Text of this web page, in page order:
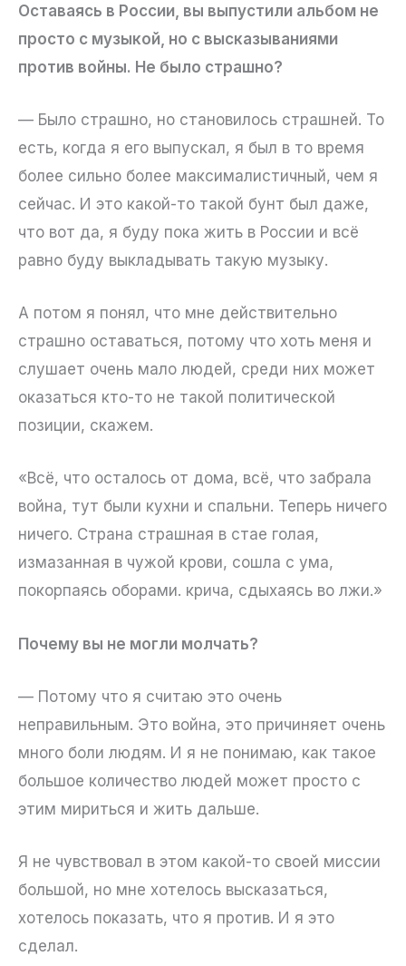
Оставаясь в России, вы выпустили альбом не
просто с музыкой, но с высказываниями
против войны. Не было страшно?
— Было страшно, но становилось страшней. То
есть, когда я его выпускал, я был в то время
более сильно более максималистичный, чем я
сейчас. И это какой-то такой бунт был даже,
что вот да, я буду пока жить в России и всё
равно буду выкладывать такую музыку.
А потом я понял, что мне действительно
страшно оставаться, потому что хоть меня и
слушает очень мало людей, среди них может
оказаться кто-то не такой политической
позиции, скажем.
«Всё, что осталось от дома, всё, что забрала
война, тут были кухни и спальни. Теперь ничего
ничего. Страна страшная в стае голая,
измазанная в чужой крови, сошла с ума,
покорпаясь оборами. крича, сдыхаясь во лжи.»
Почему вы не могли молчать?
— Потому что я считаю это очень
неправильным. Это война, это причиняет очень
много боли людям. И я не понимаю, как такое
большое количество людей может просто с
этим мириться и жить дальше.
Я не чувствовал в этом какой-то своей миссии
большой, но мне хотелось высказаться,
хотелось показать, что я против. И я это
сделал.